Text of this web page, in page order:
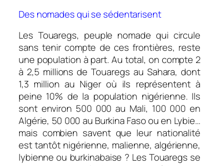
Des nomades qui se sédentarisent
Les Touaregs, peuple nomade qui circule
sans tenir compte de ces frontières, reste
une population à part. Au total, on compte 2
à 2,5 millions de Touaregs au Sahara, dont
1,3 million au Niger où ils représentent à
peine 10% de la population nigérienne. Ils
sont environ 500 000 au Mali, 100 000 en
Algérie, 50 000 au Burkina Faso ou en Lybie…
mais combien savent que leur nationalité
est tantôt nigérienne, malienne, algérienne,
lybienne ou burkinabaise ? Les Touaregs se